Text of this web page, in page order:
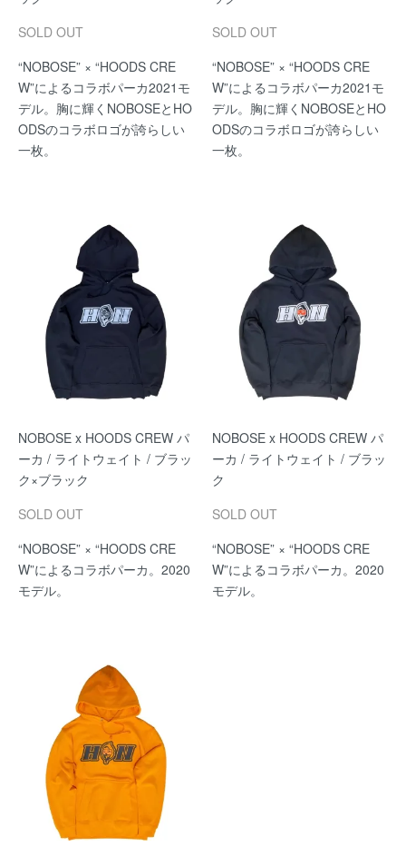
SOLD OUT
“NOBOSE” × “HOODS CRE
W”によるコラボパーカ2021モ
デル。胸に輝くNOBOSEとHO
ODSのコラボロゴが誇らしい
一枚。
SOLD OUT
“NOBOSE” × “HOODS CRE
W”によるコラボパーカ2021モ
デル。胸に輝くNOBOSEとHO
ODSのコラボロゴが誇らしい
一枚。
NOBOSE x HOODS CREW パ
ーカ / ライトウェイト / ブラッ
ク×ブラック
SOLD OUT
“NOBOSE” × “HOODS CRE
W”によるコラボパーカ。2020
モデル。
NOBOSE x HOODS CREW パ
ーカ / ライトウェイト / ブラッ
ク
SOLD OUT
“NOBOSE” × “HOODS CRE
W”によるコラボパーカ。2020
モデル。